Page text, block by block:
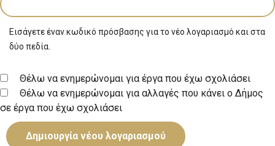
Εισάγετε έναν κωδικό πρόσβασης για το νέο λογαριασμό και στα
δύο πεδία.
Θέλω να ενημερώνομαι για έργα που έχω σχολιάσει
Θέλω να ενημερώνομαι για αλλαγές που κάνει ο Δήμος
σε έργα που έχω σχολιάσει